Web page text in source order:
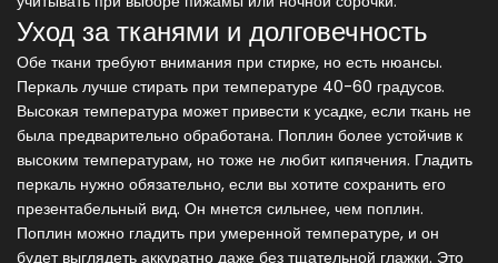
Уход за тканями и долговечность
Обе ткани требуют внимания при стирке, но есть нюансы.
Перкаль лучше стирать при температуре 40-60 градусов.
Высокая температура может привести к усадке, если ткань не
была предварительно обработана. Поплин более устойчив к
высоким температурам, но тоже не любит кипячения. Гладить
перкаль нужно обязательно, если вы хотите сохранить его
презентабельный вид. Он мнется сильнее, чем поплин.
Поплин можно гладить при умеренной температуре, и он
будет выглядеть аккуратно даже без тщательной глажки. Это